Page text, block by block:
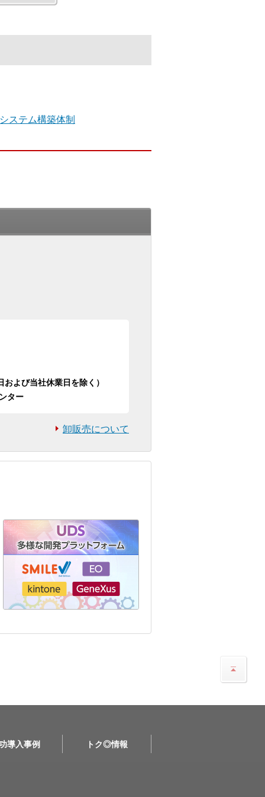
ステム構築体制
よび当社休業日を除く）
ター
卸販売について
導入事例 トク◎情報